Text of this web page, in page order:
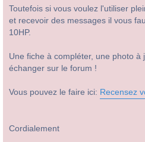
Toutefois si vous voulez l'utiliser
et recevoir des messages il vous
10HP.
Une fiche à compléter, une photo à
échanger sur le forum !
Vous pouvez le faire ici: Recensez
Cordialement